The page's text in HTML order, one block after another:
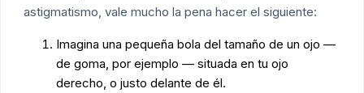
astigmatismo, vale mucho la pena hacer el siguiente:
Imagina una pequeña bola del tamaño de un ojo —
de goma, por ejemplo — situada en tu ojo
derecho, o justo delante de él.